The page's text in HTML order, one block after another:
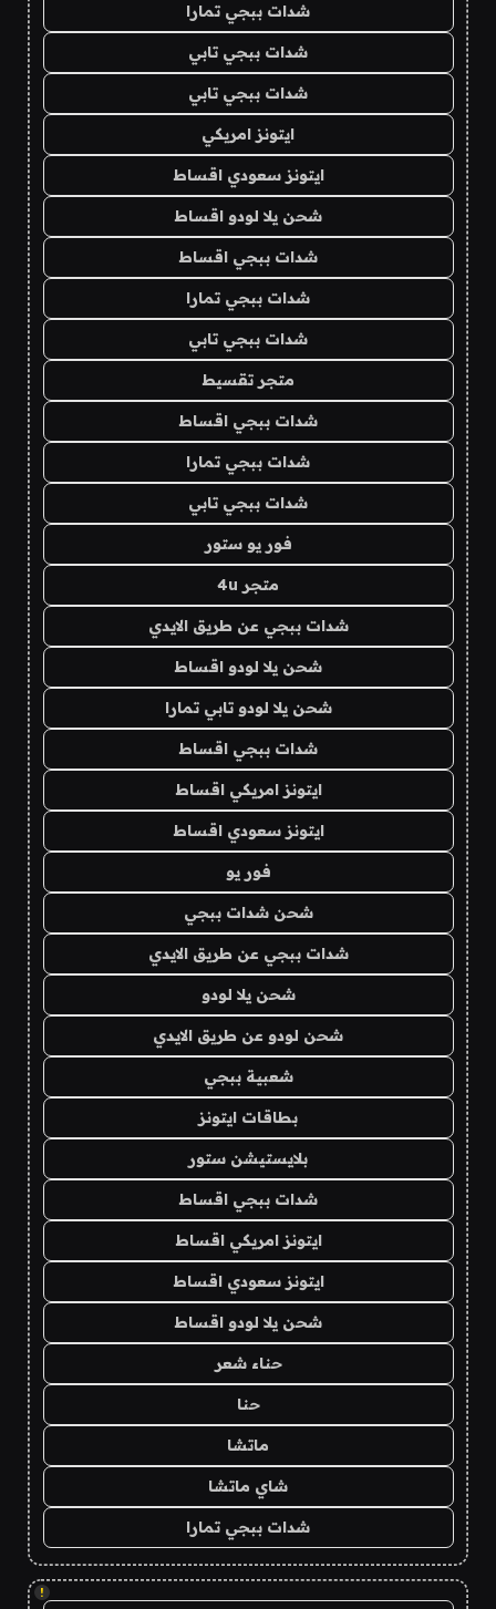
شدات ببجي تمارا
شدات ببجي تابي
شدات ببجي تابي
ايتونز امريكي
ايتونز سعودي اقساط
شحن يلا لودو اقساط
شدات ببجي اقساط
شدات ببجي تمارا
شدات ببجي تابي
متجر تقسيط
شدات ببجي اقساط
شدات ببجي تمارا
شدات ببجي تابي
فور يو ستور
متجر 4u
شدات ببجي عن طريق الايدي
شحن يلا لودو اقساط
شحن يلا لودو تابي تمارا
شدات ببجي اقساط
ايتونز امريكي اقساط
ايتونز سعودي اقساط
فور يو
شحن شدات ببجي
شدات ببجي عن طريق الايدي
شحن يلا لودو
شحن لودو عن طريق الايدي
شعبية ببجي
بطاقات ايتونز
بلايستيشن ستور
شدات ببجي اقساط
ايتونز امريكي اقساط
ايتونز سعودي اقساط
شحن يلا لودو اقساط
حناء شعر
حنا
ماتشا
شاي ماتشا
شدات ببجي تمارا
!